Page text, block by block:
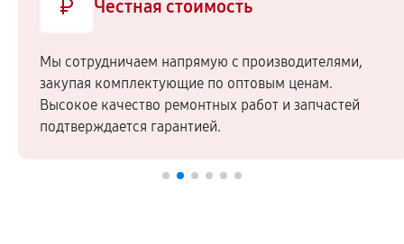
Честная стоимость
Мы сотрудничаем напрямую c производителями,
закупая комплектующие по оптовым ценам.
Высокое качество ремонтных работ и запчастей
подтверждается гарантией.